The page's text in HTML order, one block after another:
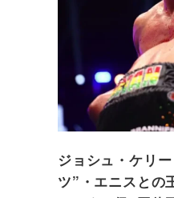
ジョシュ・ケリ
ツ”・エニスとの